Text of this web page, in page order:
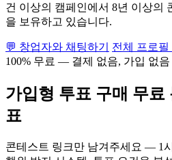
건 이상의 캠페인에서 8년 이상의
을 보유하고 있습니다.
💬 창업자와 채팅하기 전체 프로
100% 무료 — 결제 없음, 가입 없음
가입형 투표 구매 무
표
콘테스트 링크만 남겨주세요 — 1